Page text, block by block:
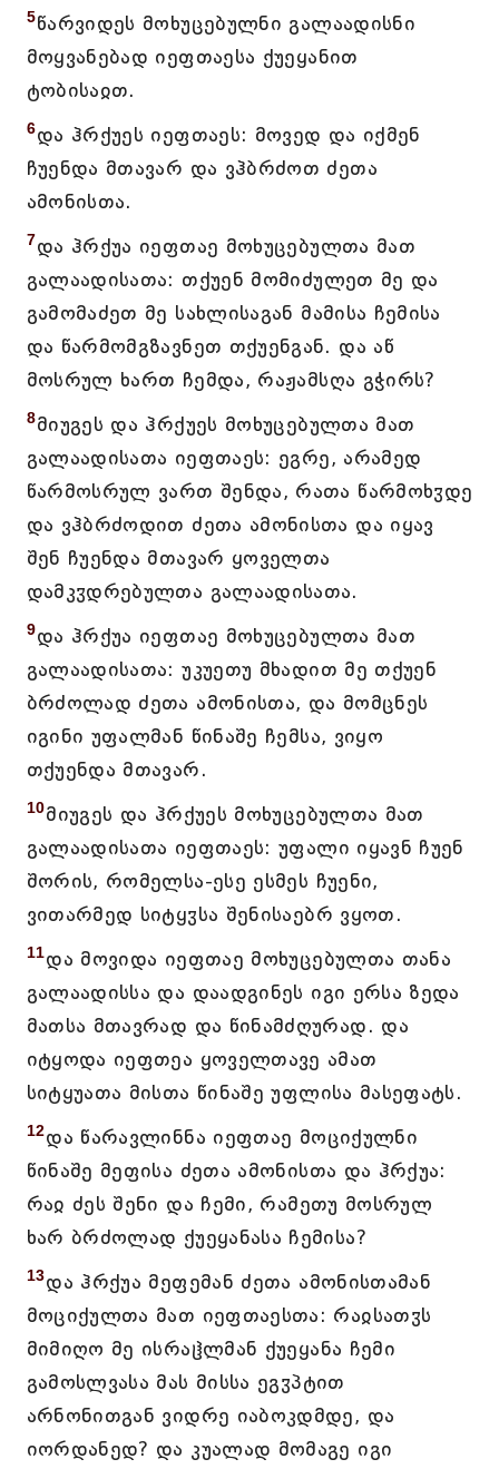
5წარვიდეს მოხუცებულნი გალაადისნი
მოყვანებად იეფთაესა ქუეყანით
ტობისაჲთ.
6და ჰრქუეს იეფთაეს: მოვედ და იქმენ
ჩუენდა მთავარ და ვჰბრძოთ ძეთა
ამონისთა.
7და ჰრქუა იეფთაე მოხუცებულთა მათ
გალაადისათა: თქუენ მომიძულეთ მე და
გამომაძეთ მე სახლისაგან მამისა ჩემისა
და წარმომგზავნეთ თქუენგან. და აწ
მოსრულ ხართ ჩემდა, რაჟამსღა გჭირს?
8მიუგეს და ჰრქუეს მოხუცებულთა მათ
გალაადისათა იეფთაეს: ეგრე, არამედ
წარმოსრულ ვართ შენდა, რათა წარმოხჳდე
და ვჰბრძოდით ძეთა ამონისთა და იყავ
შენ ჩუენდა მთავარ ყოველთა
დამკჳდრებულთა გალაადისათა.
9და ჰრქუა იეფთაე მოხუცებულთა მათ
გალაადისათა: უკუეთუ მხადით მე თქუენ
ბრძოლად ძეთა ამონისთა, და მომცნეს
იგინი უფალმან წინაშე ჩემსა, ვიყო
თქუენდა მთავარ.
10მიუგეს და ჰრქუეს მოხუცებულთა მათ
გალაადისათა იეფთაეს: უფალი იყავნ ჩუენ
შორის, რომელსა-ესე ესმეს ჩუენი,
ვითარმედ სიტყჳსა შენისაებრ ვყოთ.
11და მოვიდა იეფთაე მოხუცებულთა თანა
გალაადისსა და დაადგინეს იგი ერსა ზედა
მათსა მთავრად და წინამძღურად. და
იტყოდა იეფთეა ყოველთავე ამათ
სიტყუათა მისთა წინაშე უფლისა მასეფატს.
12და წარავლინნა იეფთაე მოციქულნი
წინაშე მეფისა ძეთა ამონისთა და ჰრქუა:
რაჲ ძეს შენი და ჩემი, რამეთუ მოსრულ
ხარ ბრძოლად ქუეყანასა ჩემისა?
13და ჰრქუა მეფემან ძეთა ამონისთამან
მოციქულთა მათ იეფთაესთა: რაჲსათჳს
მიმიღო მე ისრაჱლმან ქუეყანა ჩემი
გამოსლვასა მას მისსა ეგჳპტით
არნონითგან ვიდრე იაბოკდმდე, და
იორდანედ? და კუალად მომაგე იგი